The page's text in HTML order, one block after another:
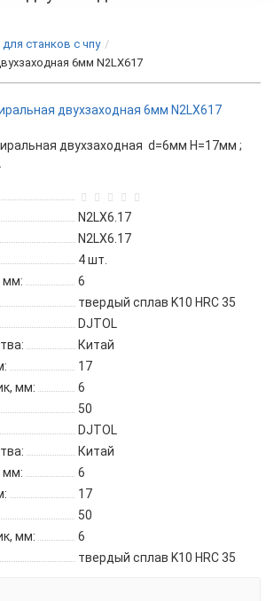
станков с чпу
6мм N2LX617
двухзаходная d=6мм H=17мм ;
N2LX6.17
N2LX6.17
4шт.
мм:
6
твердый сплав K10 HRC 35
DJTOL
Китай
17
мм:
6
50
DJTOL
Китай
мм:
6
17
50
мм:
6
твердый сплав K10 HRC 35